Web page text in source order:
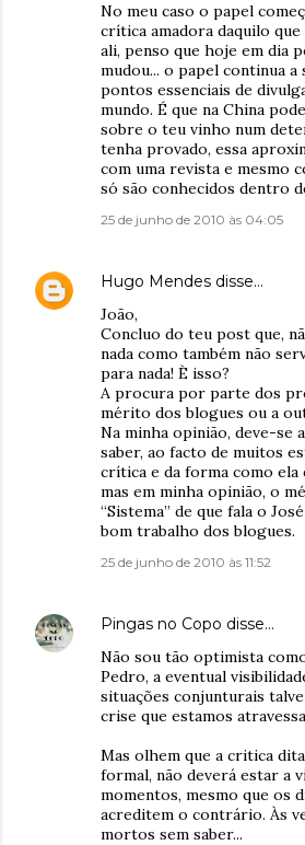
No meu caso o papel
crítica amadora daquilo
ali, penso que hoje em dia
mudou... o papel continua a
pontos essenciais de
mundo. É que na China
sobre o teu vinho num
tenha provado, essa
com uma revista e mesmo
só são conhecidos dentro
25 de junho de 2010 às 04:05
Hugo Mendes disse…
João,
Concluo do teu post que,
nada como também não
para nada! È isso?
A procura por parte dos
mérito dos blogues ou a
Na minha opinião, deve-se
saber, ao facto de muitos
crítica e da forma como ela
mas em minha opinião, o
“Sistema” de que fala o
bom trabalho dos blogues.
25 de junho de 2010 às 11:52
Pingas no Copo disse…
Não sou tão optimista
Pedro, a eventual
situações conjunturais
crise que estamos
Mas olhem que a critica
formal, não deverá estar a
momentos, mesmo que os
acreditem o contrário. Às
mortos sem saber...